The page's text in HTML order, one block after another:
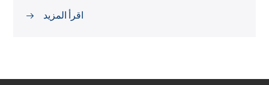
 اقرأ المزيد